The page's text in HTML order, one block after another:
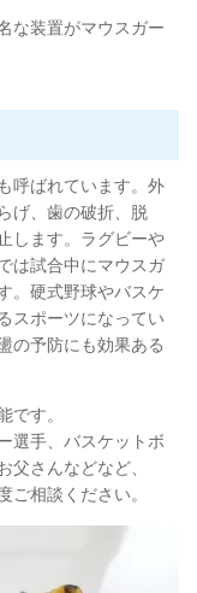
な装置がマウスガー
呼ばれています。外
げ、歯の破折、脱
します。ラグビーや
は試合中にマウスガ
。硬式野球やバスケ
スポーツになってい
の予防にも効果ある
です。
選手、バスケットボ
父さんなどなど、
ご相談ください。